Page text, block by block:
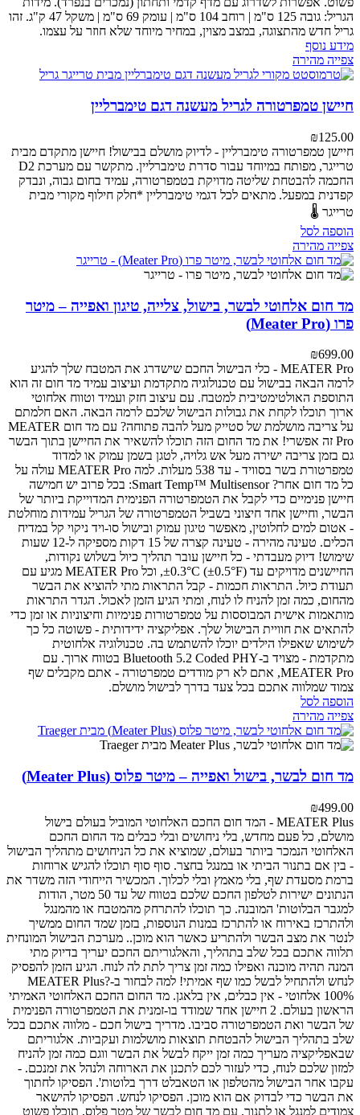
הגריל: גובה 125 ס"מ | רוחב 104 ס"מ | עומק 69 ס"מ | משקל 47 ק"ג.
זהו
גריל חדש מהתצוגה, במצב מצוין, במחיר מיוחד שלא חוזר על עצמו.
מידע נוסף
צפייה מהירה
חיישן טמפרטורה לגריל מעשנה דגם טימברליין
₪125.00
חיישן טמפרטורה טימברליין - לדיוק מושלם בבישול! חיישן מתקדם מבית
טרייגר, מפותח במיוחד עבור סדרת טימברליין. מתקשר עם מערכת D2
החכמה להבטחת שליטה מדויקת בטמפרטורה, עמיד בחום גבוה, ונבדק
קפדנית במפעל. מתאים לכל דגמי טימברליין *חלק חילוף מקורי מבית
טרייגר 🌡️
הוספה לסל
צפייה מהירה
מד חום אלחוטי לבשר, בישול, צלייה, טיגון ואפייה – מיטר
פרו (Meater Pro)
₪699.00
MEATER Pro - כלי הבישול החכם שישדרג את המטבח שלך
להגיע
לרמה הבאה בבישול עם טכנולוגיה מתקדמת ועיצוב עמיד מד חום זה הוא
התוספת האולטימטיבית למטבח. עם עיצוב חזק ועמיד וטווח אלחוטי
ארוך תוכלו לקחת את גבולות הבישול שלכם לרמה הבאה. האם חלמתם
על צריבה מושלמת של סטייק מעל להבה פתוחה? עם מד חום MEATER
Pro זה אפשרי! את מד החום הזה תוכלו להשאיר את החיישן בתוך הבשר
גם בזמן צריבה ישירה מעל אש גלויה, לטגן בשמן עמוק או למדוד
טמפרטורת בשר בסוויד - עד 538 מעלות.
למה MEATER Pro עולה על
כל מד חום אחר?
Smart Temp™ Multisensor: בכל פרוב יש חמישה
חיישן פנימיים כדי לקבל את הטמפרטורה הפנימית המדוייקת ביותר של
הבשר, וחיישן אחד חיצוני בשביל הטמפרטורה של הגריל עמידות מוחלטת
- אטום למים לחלוטין, מאפשר טיגון עמוק ובישול סו-ויד ניקוי קל במדיח
הכלים.
טעינה מהירה - טעינה קצרה של 15 דקות מספיקה ל-12 שעות
שימוש! דיוק מעבדתי - כל חיישן עובר תהליך כיול בשלוש נקודות,
החיישנים מדויקים עד ±0.3°C (±0.5°F), וכל MEATER Pro מגיע עם
תעודת כיול. התראות חכמות - קבל התראות מתי להוציא את הבשר
מהחום, כמה זמן להניח לו לנוח, ומתי הגיע הזמן לאכול. הגדר התראות
מותאמות אישית המבוססות על טמפרטורות פנימיות וחיצוניות או זמן כדי
להתאים את חוויית הבישול שלך. אפליקציה ידידותית - פשוטה כל כך
לשימוש שאפילו הילדים יוכלו להשתמש בה. טכנולוגיה אלחוטית
מתקדמת - מצויד ב-Bluetooth 5.2 Coded PHY בטווח ארוך.
עם
MEATER Pro, אתם לא רק מודדים טמפרטורה - אתם מקבלים שף
צמוד שמלווה אתכם בכל צעד בדרך לבישול מושלם.
הוספה לסל
צפייה מהירה
מד חום לבשר, בישול ואפייה – מיטר פלוס (Meater Plus)
₪499.00
MEATER Plus - המד חום החכם האלחוטי המוביל בעולם
בישול
מושלם, כל פעם מחדש, בלי ניחושים ובלי כבלים מד החום החכם
האלחוטי הנמכר ביותר בעולם, שמוציא את כל הניחושים מתהליך הבישול
- בין אם בתנור הביתי או במנגל בחצר. סוף סוף תוכלו להגיש ארוחות
ברמת מסעדת שף, בלי מאמץ ובלי לכלוך. המכשיר הייחודי הזה משדר את
הנתונים ישירות לטלפון החכם שלכם בטווח של עד 50 מטר, הודות
למגבר הבלוטות' המובנה. כך תוכלו להתרחק מהמטבח או מהמנגל
ולהתרכז באירוח או להתרכז במנות הנוספות, בזמן שמד החום ממשיך
לנטר את מצב הבשר ולהתריע כאשר הוא מוכן.. מערכת הבישול המונחית
תלווה אתכם בכל שלב בתהליך, והאלגוריתם החכם יעריך בדיוק מתי
המנה תהיה מוכנה ואפילו כמה זמן צריך לתת לה לנוח. הגיע הזמן להפסיק
לנחש ולהתחיל לבשל כמו שף אמיתי! למה לבחור ב-MEATER Plus?
100% אלחוטי - אין כבלים, אין בלאגן. מד החום החכם האלחוטי האמיתי
הראשון בעולם.
2 חיישן אחד שמודד בו-זמנית את הטמפרטורה הפנימית
של הבשר ואת הטמפרטורה סביבו. מדריך בישול חכם - מלווה אתכם בכל
שלב בתהליך הבישול להבטחת תוצאות מושלמות ועקביות. אלגוריתם
שבאפליקציה מעריך כמה זמן ייקח לבשל את הבשר ווגם כמה זמן להניח
למזון שלכם לנוח, כדי לעזור לכם לתכנן את הארוחה ולנהל את זמנכם. -
עקבו אחר הבישול מהטלפון או הטאבלט דרך בלוטות'. הפסיקו לחתוך
את הבשר כדי לבדוק אם הוא מוכן. הפסיקו לנחש. הפסיקו להישאר
צמודים למנגל או לתנור. עם מד חום לבשר של מטר פלוס, תוכלו פשוט